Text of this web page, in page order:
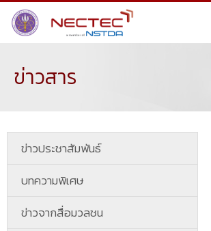
ข่าวสาร
ข่าวประชาสัมพันธ์
บทความพิเศษ
ข่าวจากสื่อมวลชน